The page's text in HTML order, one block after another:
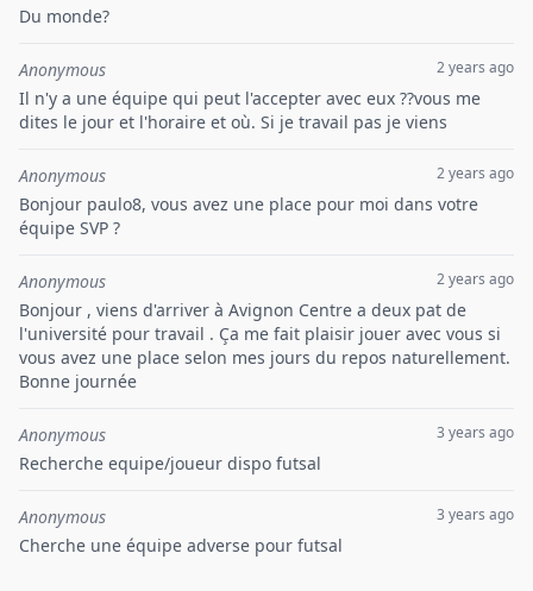
Du monde?
Anonymous 2 years ago
Il n'y a une équipe qui peut l'accepter avec eux ??vous me
dites le jour et l'horaire et où. Si je travail pas je viens
Anonymous 2 years ago
Bonjour paulo8, vous avez une place pour moi dans votre
équipe SVP ?
Anonymous 2 years ago
Bonjour , viens d'arriver à Avignon Centre a deux pat de
l'université pour travail . Ça me fait plaisir jouer avec vous si
vous avez une place selon mes jours du repos naturellement.
Bonne journée
Anonymous 3 years ago
Recherche equipe/joueur dispo futsal
Anonymous 3 years ago
Cherche une équipe adverse pour futsal